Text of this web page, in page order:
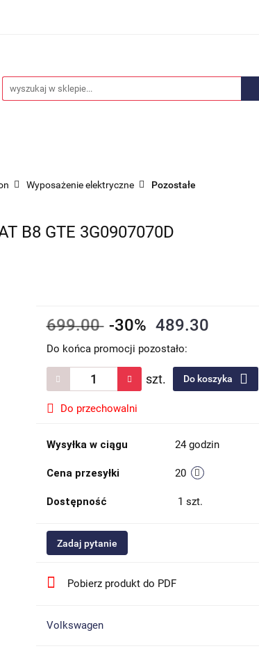
Wyposażenie elektryczne Pozostałe
B8 GTE 3G0907070D
699.00 -30% 489.30
Do końca promocji pozostało:
szt. Do koszyka
Do przechowalni
Wysyłka w ciągu 24 godzin
Cena przesyłki 20
Dostępność 1 szt.
Zadaj pytanie
Pobierz produkt do PDF
Volkswagen